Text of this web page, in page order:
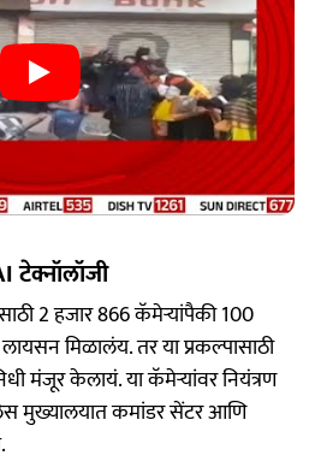
टेक्नॉलॉजी
2 हजार 866 कॅमेऱ्यांपैकी 100
मिळालंय. तर या प्रकल्पासाठी
मंजूर केलायं. या कॅमेऱ्यांवर नियंत्रण
मुख्यालयात कमांडर सेंटर आणि